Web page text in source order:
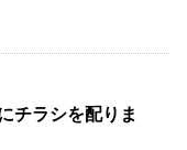
チラシを配りま